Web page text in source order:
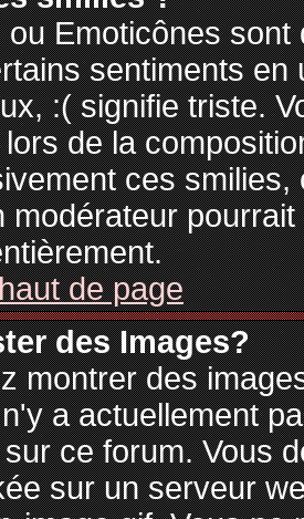
Emoticônes
sentiments
:( signifie triste.
de la
ces
modérateur
de page
des Images?
montrer des
a actuellement
ce forum. Vous
sur un serveur